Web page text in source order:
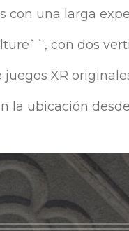
con una larga
con dos
XR
la ubicación